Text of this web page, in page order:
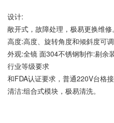
设计:
敞开式，故障处理，极易更换维修。
高度:高度、旋转角度和倾斜度可调
外观:全镜 面304不锈钢制作:剔余
行业等级要求
和FDA认证要求，普通220V台格
清洁:组合式模块，极易清洗。